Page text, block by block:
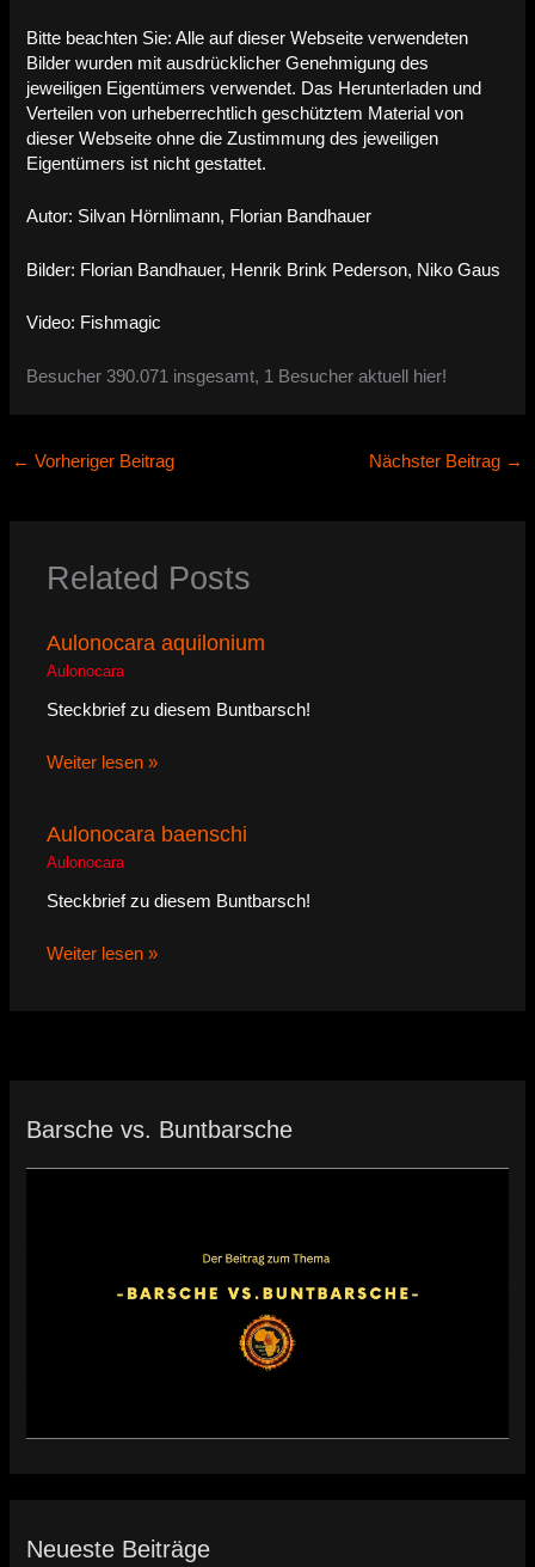
Bitte beachten Sie: Alle auf dieser Webseite verwendeten
Bilder wurden mit ausdrücklicher Genehmigung des
jeweiligen Eigentümers verwendet. Das Herunterladen und
Verteilen von urheberrechtlich geschütztem Material von
dieser Webseite ohne die Zustimmung des jeweiligen
Eigentümers ist nicht gestattet.
Autor: Silvan Hörnlimann, Florian Bandhauer
Bilder: Florian Bandhauer, Henrik Brink Pederson, Niko Gaus
Video: Fishmagic
Besucher 390.071 insgesamt, 1 Besucher aktuell hier!
← Vorheriger Beitrag Nächster Beitrag →
Related Posts
Aulonocara aquilonium
Aulonocara
Steckbrief zu diesem Buntbarsch!
Weiter lesen »
Aulonocara baenschi
Aulonocara
Steckbrief zu diesem Buntbarsch!
Weiter lesen »
Barsche vs. Buntbarsche
Neueste Beiträge